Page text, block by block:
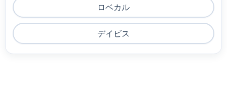
ロベカル
デイビス